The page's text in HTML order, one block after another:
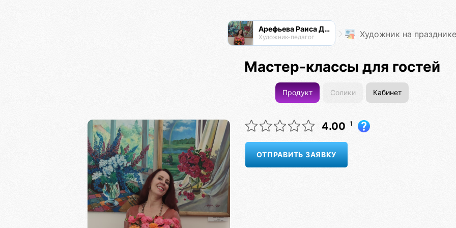
Арефьева Раиса Дмитриевна
Художник-педагог Художник на
Мастер-классы для гостей
Продукт Солики Кабинет
4.00 1